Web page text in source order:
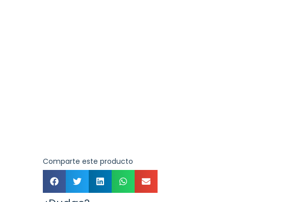
Comparte este producto